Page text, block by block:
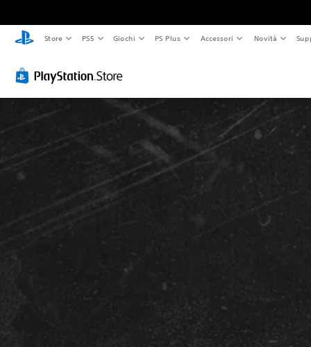
Store PS5 Giochi PS Plus Accessori Novità